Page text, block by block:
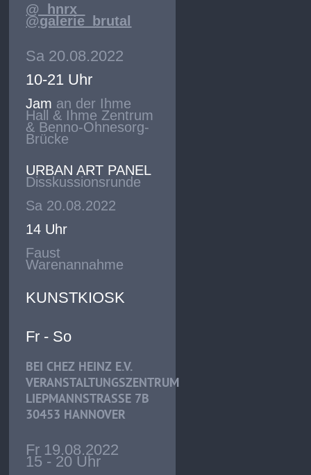
@_hnrx_
@galerie_brutal
Sa 20.08.2022
10-21 Uhr
Jam an der Ihme
Hall & Ihme Zentrum
& Benno-Ohnesorg-
Brücke
URBAN ART PANEL
Disskussionsrunde
Sa 20.08.2022
14 Uhr
Faust
Warenannahme
KUNSTKIOSK
Fr - So
BEI CHEZ HEINZ E.V.
VERANSTALTUNGSZENTRUM
LIEPMANNSTRASSE 7B
30453 HANNOVER
Fr 19.08.2022
15 - 20 Uhr